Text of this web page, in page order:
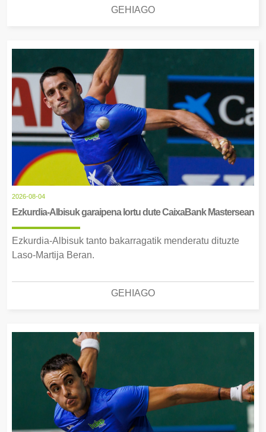
GEHIAGO
2026-08-04
Ezkurdia-Albisuk garaipena lortu dute CaixaBank Mastersean
Ezkurdia-Albisuk tanto bakarragatik menderatu dituzte
Laso-Martija Beran.
GEHIAGO